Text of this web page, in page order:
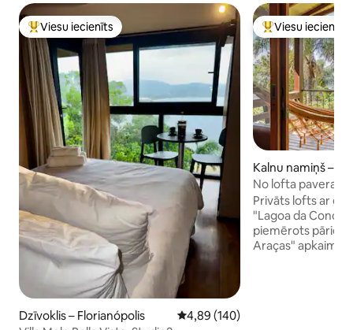
Populārs viesu iecienīts mājoklis
Viesu iecienīts
Dzīvoklis – Florianópolis Vidējais vērtējums: 4,89 no 5,
4,89 (140)
Populārs viesu
Viesu iecienīts
Kalnu namiņš –
No lofta paveras
lagūnu un jūru.
Privāts lofts ar
"Lagoa da
piemērots
Araças" apkaimē,